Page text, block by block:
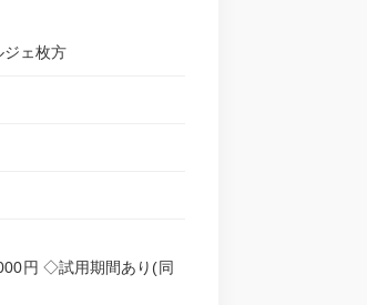
ジェ枚方
円 ◇試用期間あり(同